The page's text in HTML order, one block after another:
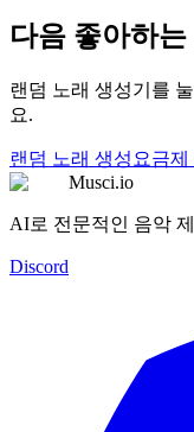
다음 좋아하
랜덤 노래 생성기를
요.
랜덤 노래 생성 요금제
Musci.io
AI로 전문적인 음악
Discord